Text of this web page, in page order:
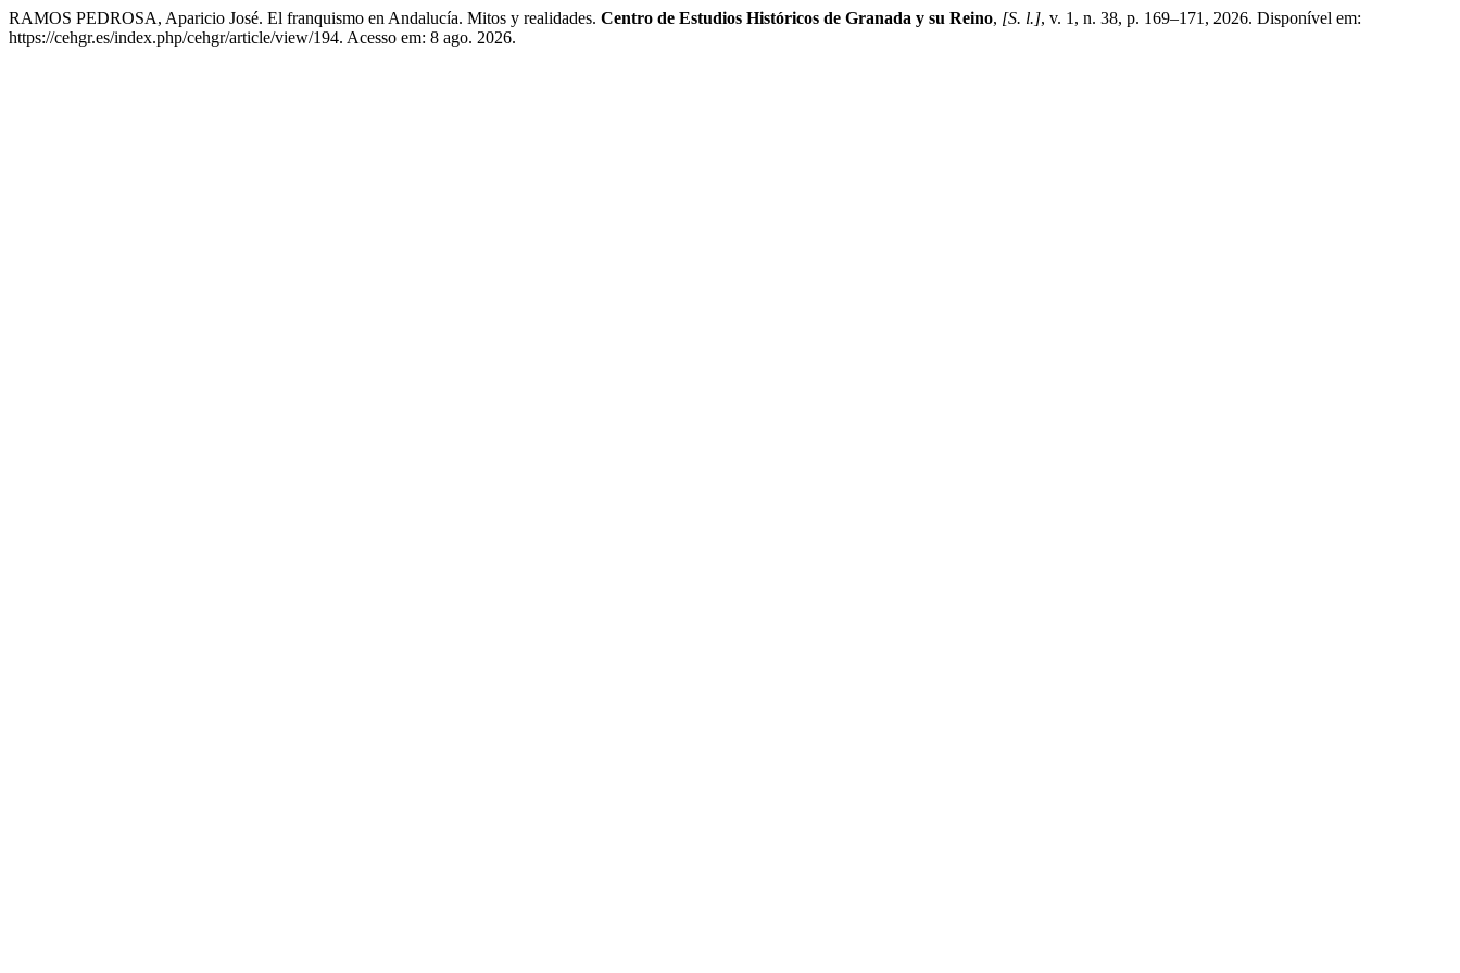
RAMOS PEDROSA, Aparicio José. El franquismo en Andalucía. Mitos y realidades. Centro de Estudios Históricos de Granada y su Reino, [S. l.], v. 1, n. 38, p. 169–171, 2026. Disponível em:
https://cehgr.es/index.php/cehgr/article/view/194. Acesso em: 8 ago. 2026.